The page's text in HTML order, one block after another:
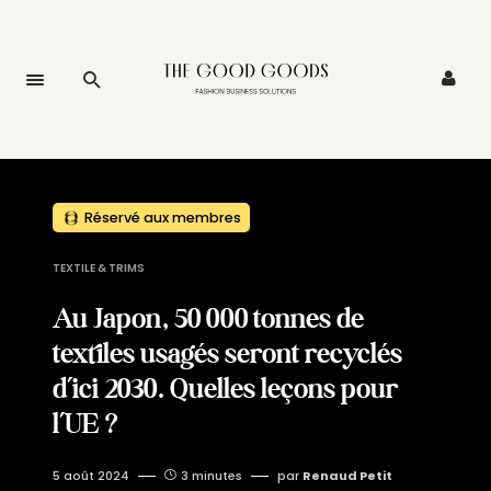
Réservé aux membres
TEXTILE & TRIMS
Au Japon, 50 000 tonnes de
textiles usagés seront recyclés
d’ici 2030. Quelles leçons pour
l’UE ?
5 août 2024 3 minutes par Renaud Petit